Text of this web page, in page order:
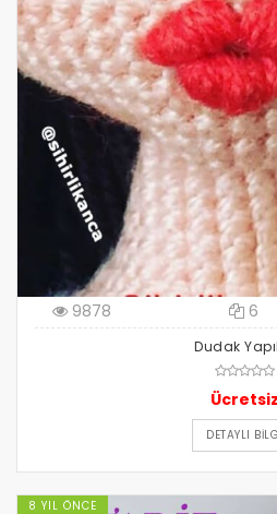
9878 6
Dudak
Ücretsiz
DETAYLI
8 YIL ÖNCE